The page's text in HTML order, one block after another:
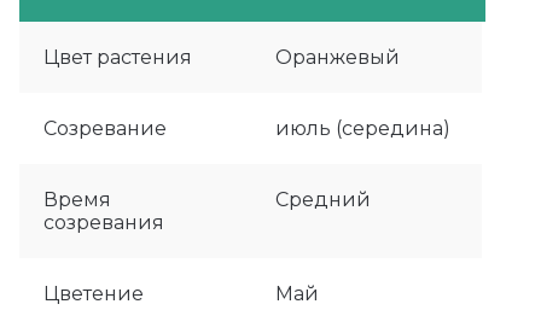
Цвет растения Оранжевый
Созревание июль (середина)
Время
созревания
Средний
Цветение Май